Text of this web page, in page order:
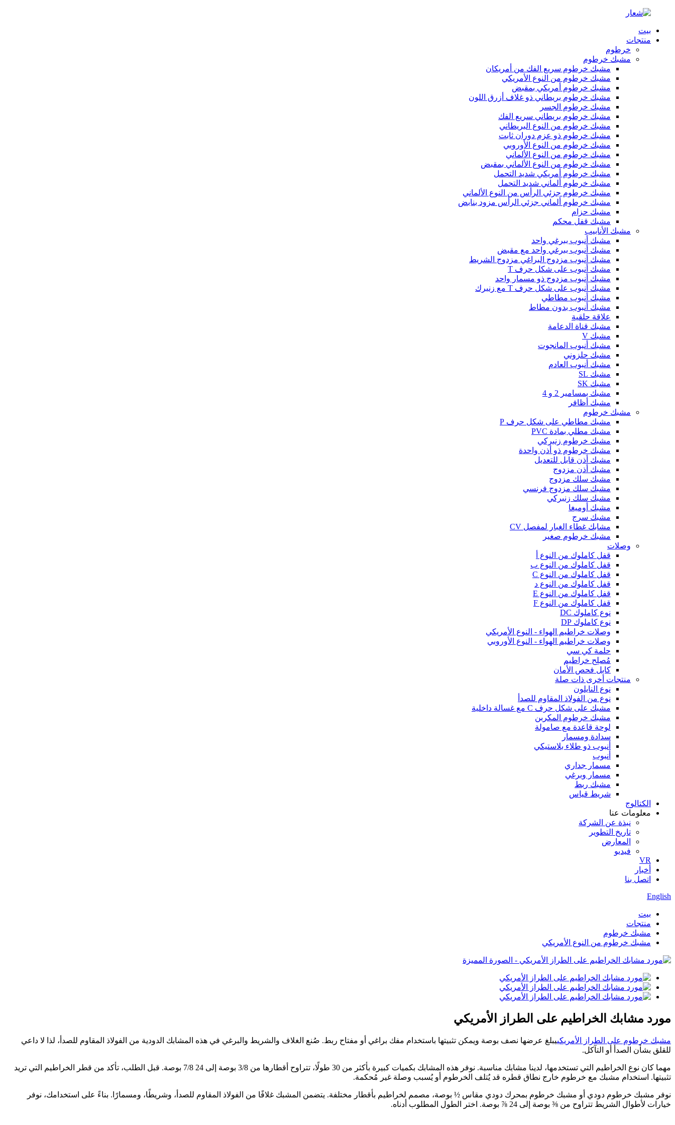
بيت
منتجات
خرطوم
مشبك خرطوم
مشبك خرطوم سريع الفك من أمريكان
مشبك خرطوم من النوع الأمريكي
مشبك خرطوم أمريكي بمقبض
مشبك خرطوم بريطاني ذو غلاف أزرق اللون
مشبك خرطوم الجسر
مشبك خرطوم بريطاني سريع الفك
مشبك خرطوم من النوع البريطاني
مشبك خرطوم ذو عزم دوران ثابت
مشبك خرطوم من النوع الأوروبي
مشبك خرطوم من النوع الألماني
مشبك خرطوم من النوع الألماني بمقبض
مشبك خرطوم أمريكي شديد التحمل
مشبك خرطوم ألماني شديد التحمل
مشبك خرطوم جزئي الرأس من النوع الألماني
مشبك خرطوم ألماني جزئي الرأس مزود بنابض
مشبك حزام
مشبك قفل محكم
مشبك الأنابيب
مشبك أنبوب ببرغي واحد
مشبك أنبوب ببرغي واحد مع مقبض
مشبك أنبوب مزدوج البراغي مزدوج الشريط
مشبك أنبوب على شكل حرف T
مشبك أنبوب مزدوج ذو مسمار واحد
مشبك أنبوب على شكل حرف T مع زنبرك
مشبك أنبوب مطاطي
مشبك أنبوب بدون مطاط
علاقة حلقية
مشبك قناة الدعامة
مشبك V
مشبك أنبوب المانجوت
مشبك حلزوني
مشبك أنبوب العادم
مشبك SL
مشبك SK
مشبك بمسامير 2 و 4
مشبك أظافر
مشبك خرطوم
مشبك مطاطي على شكل حرف P
مشبك مطلي بمادة PVC
مشبك خرطوم زنبركي
مشبك خرطوم ذو أذن واحدة
مشبك أذن قابل للتعديل
مشبك أذن مزدوج
مشبك سلك مزدوج
مشبك سلك مزدوج فرنسي
مشبك سلك زنبركي
مشبك أوميغا
مشبك سرج
مشابك غطاء الغبار لمفصل CV
مشبك خرطوم صغير
وصلات
قفل كاملوك من النوع أ
قفل كاملوك من النوع ب
قفل كاملوك من النوع C
قفل كاملوك من النوع د
قفل كاملوك من النوع E
قفل كاملوك من النوع F
نوع كاملوك DC
نوع كاملوك DP
وصلات خراطيم الهواء - النوع الأمريكي
وصلات خراطيم الهواء - النوع الأوروبي
حلمة كي سي
مُصلِح خراطيم
كابل فحص الأمان
منتجات أخرى ذات صلة
نوع النايلون
نوع من الفولاذ المقاوم للصدأ
مشبك على شكل حرف C مع غسالة داخلية
مشبك خرطوم المكربن
لوحة قاعدة مع صامولة
سدادة ومسمار
أنبوب ذو طلاء بلاستيكي
أنبوب
مسمار جداري
مسمار وبرغي
مشبك ربط
شريط قياس
الكتالوج
معلومات عنا
نبذة عن الشركة
تاريخ التطوير
المعارض
فيديو
VR
أخبار
اتصل بنا
English
بيت
منتجات
مشبك خرطوم
مشبك خرطوم من النوع الأمريكي
مورد مشابك الخراطيم على الطراز الأمريكي
مشبك خرطوم على الطراز الأمريكييبلغ عرضها نصف بوصة ويمكن تثبيتها باستخدام مفك براغي أو مفتاح ربط. صُنع الغلاف والشريط والبرغي في هذه المشابك الدودية من الفولاذ المقاوم للصدأ، لذا لا داعي
للقلق بشأن الصدأ أو التآكل.
مهما كان نوع الخراطيم التي تستخدمها، لدينا مشابك مناسبة. نوفر هذه المشابك بكميات كبيرة بأكثر من 30 طولًا، تتراوح أقطارها من 3/8 بوصة إلى 24 7/8 بوصة. قبل الطلب، تأكد من قطر الخراطيم التي تريد
تثبيتها. استخدام مشبك مع خرطوم خارج نطاق قطره قد يُتلف الخرطوم أو يُسبب وصلة غير مُحكمة.
نوفر مشبك خرطوم دودي أو مشبك خرطوم بمحرك دودي مقاس ½ بوصة، مصمم لخراطيم بأقطار مختلفة. يتضمن المشبك غلافًا من الفولاذ المقاوم للصدأ، وشريطًا، ومسمارًا. بناءً على استخدامك، نوفر
خيارات لأطوال الشريط تتراوح من ⅜ بوصة إلى 24 ⅞ بوصة. اختر الطول المطلوب أدناه.